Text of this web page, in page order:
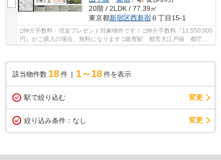
20階 / 2LDK / 77.39㎡
東京都新宿区西新宿６丁目15-1
□仲介手数料・現金プレゼント対象物件です！ □仲介手数料『11,550,000
円』がご購入の場合、無料になります □最寄駅 都営大江戸線 都庁前
駅 徒歩約5分 □新宿中央公園の緑を借景に、...
該当物件数 18件 1～18 件を表示
駅で絞り込む 変更
絞り込み条件： なし 変更